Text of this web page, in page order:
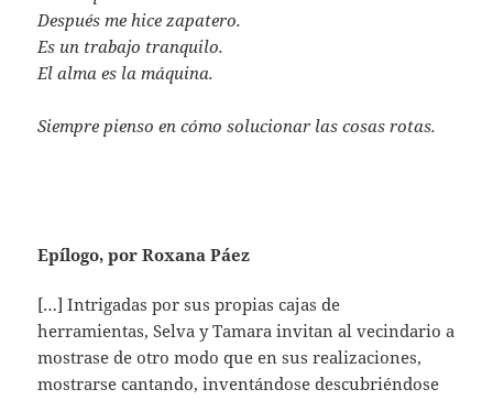
Después me hice zapatero.
Es un trabajo tranquilo.
El alma es la máquina.
Siempre pienso en cómo solucionar las cosas rotas.
Epílogo, por Roxana Páez
[…] Intrigadas por sus propias cajas de
herramientas, Selva y Tamara invitan al vecindario a
mostrase de otro modo que en sus realizaciones,
mostrarse cantando, inventándose descubriéndose